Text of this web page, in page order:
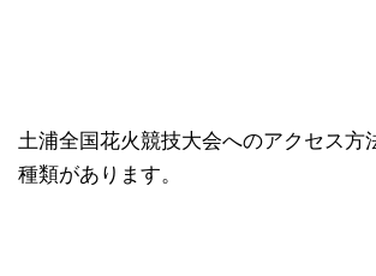
土浦全国花火競技大会へのアクセス方
種類があります。